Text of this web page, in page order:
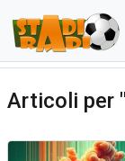
Articoli per